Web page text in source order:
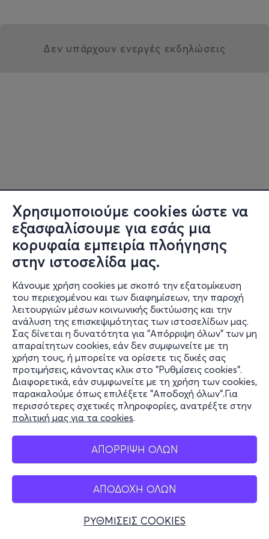
Χρησιμοποιούμε cookies ώστε να
εξασφαλίσουμε για εσάς μια
κορυφαία εμπειρία πλοήγησης
στην ιστοσελίδα μας.
Κάνουμε χρήση cookies με σκοπό την εξατομίκευση
του περιεχομένου και των διαφημίσεων, την παροχή
λειτουργιών μέσων κοινωνικής δικτύωσης και την
ανάλυση της επισκεψιμότητας των ιστοσελίδων μας.
Σας δίνεται η δυνατότητα για "Απόρριψη όλων" των μη
απαραίτητων cookies, εάν δεν συμφωνείτε με τη
χρήση τους, ή μπορείτε να ορίσετε τις δικές σας
προτιμήσεις, κάνοντας κλικ στο "Ρυθμίσεις cookies".
Διαφορετικά, εάν συμφωνείτε με τη χρήση των cookies,
παρακαλούμε όπως επιλέξετε "Αποδοχή όλων".Για
περισσότερες σχετικές πληροφορίες, ανατρέξτε στην
πολιτική μας για τα cookies.
ΑΠΟΡΡΙΨΗ ΟΛΩΝ
ΑΠΟΔΟΧΗ ΟΛΩΝ
ΡΥΘΜΙΣΕΙΣ COOKIES
Δεν υπάρχουν ενεργές εκδηλώσεις